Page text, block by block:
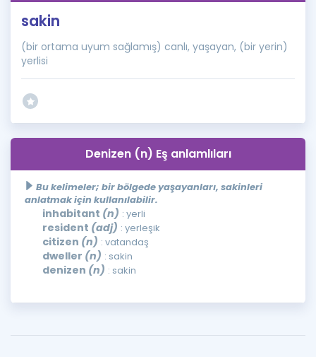
İngilizce Gramer
sakin
(bir ortama uyum sağlamış) canlı, yaşayan, (bir yerin)
yerlisi
Denizen (n) Eş anlamlıları
Bu kelimeler; bir bölgede yaşayanları, sakinleri
anlatmak için kullanılabilir.
inhabitant (n) : yerli
resident (adj) : yerleşik
citizen (n) : vatandaş
dweller (n) : sakin
denizen (n) : sakin